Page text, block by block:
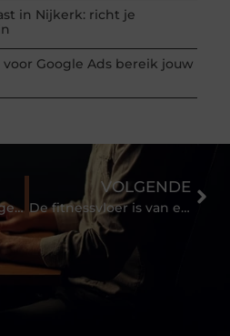
in Nijkerk: richt je
Google Ads bereik jouw
De stevigste balkdragers in het westen
VOLGENDE
De fitnessvloer is van een goede kwaliteit rubber